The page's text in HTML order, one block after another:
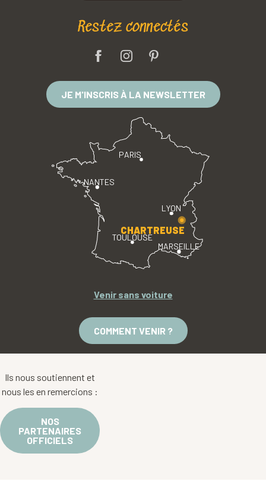
Restez connectés
JE M'INSCRIS À LA NEWSLETTER
PARIS
LYON
TOULOUSE
MARSEILLE
NANTES
CHARTREUSE
Venir sans voiture
COMMENT VENIR ?
Ils nous soutiennent et
nous les en remercions :
NOS
PARTENAIRES
OFFICIELS